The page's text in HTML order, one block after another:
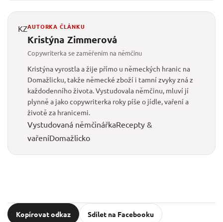
KZAUTORKA ČLÁNKU
Kristýna Zimmerová
Copywriterka se zaměřením na němčinu
Kristýna vyrostla a žije přímo u německých hranic na
Domažlicku, takže německé zboží i tamní zvyky zná z
každodenního života. Vystudovala němčinu, mluví jí
plynně a jako copywriterka roky píše o jídle, vaření a
životě za hranicemi.
Vystudovaná němčinářkaRecepty &
vařeníDomažlicko
Kopírovat odkaz Sdílet na Facebooku